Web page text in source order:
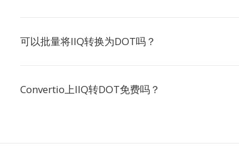
可以批量将IIQ转换为DOT吗？
Convertio上IIQ转DOT免费吗？